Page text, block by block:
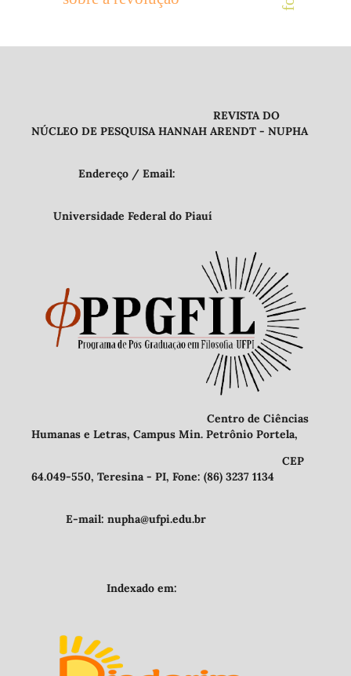
REVISTA DO
NÚCLEO DE PESQUISA HANNAH ARENDT - NUPHA
Endereço / Email:
Universidade Federal do Piauí
Centro de Ciências
Humanas e Letras, Campus Min. Petrônio Portela,
CEP
64.049-550, Teresina - PI, Fone: (86) 3237 1134
E-mail: nupha@ufpi.edu.br
Indexado em: